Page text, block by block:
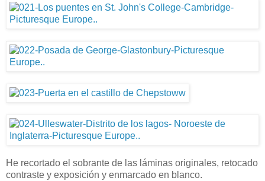
He recortado el sobrante de las láminas originales, retocado
contraste y exposición y enmarcado en blanco.